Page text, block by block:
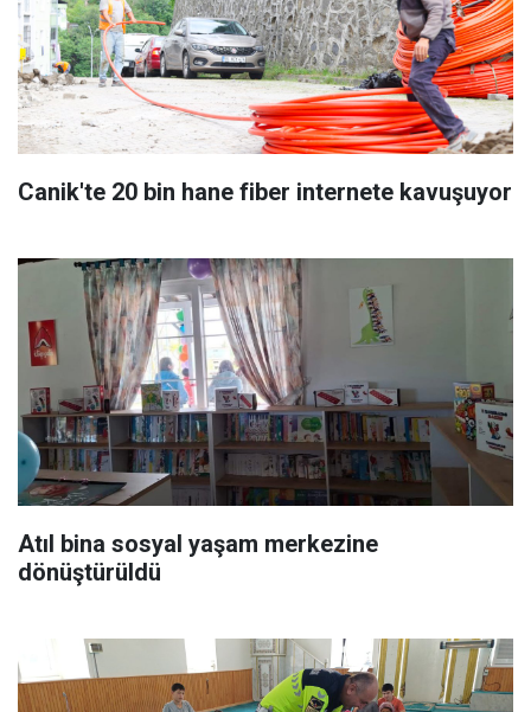
Canik'te 20 bin hane fiber internete kavuşuyor
Atıl bina sosyal yaşam merkezine
dönüştürüldü